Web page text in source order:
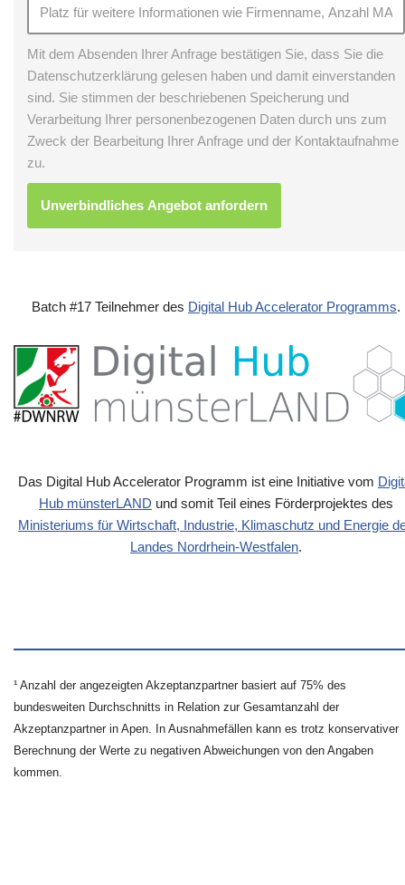
Mit dem Absenden Ihrer Anfrage bestätigen Sie, dass Sie die
Datenschutzerklärung gelesen haben und damit einverstanden
sind. Sie stimmen der beschriebenen Speicherung und
Verarbeitung Ihrer personenbezogenen Daten durch uns zum
Zweck der Bearbeitung Ihrer Anfrage und der Kontaktaufnahme
zu.
Batch #17 Teilnehmer des Digital Hub Accelerator Programms.
Das Digital Hub Accelerator Programm ist eine Initiative vom
Hub münsterLAND und somit Teil eines Förderprojektes des
Ministeriums für Wirtschaft, Industrie, Klimaschutz und Energie
Landes Nordrhein-Westfalen.
¹ Anzahl der angezeigten Akzeptanzpartner basiert auf 75% des
bundesweiten Durchschnitts in Relation zur Gesamtanzahl der
Akzeptanzpartner in Apen. In Ausnahmefällen kann es trotz konservativer
Berechnung der Werte zu negativen Abweichungen von den Angaben
kommen.